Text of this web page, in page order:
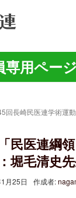
専用ページ
回長崎民医連学術運
民医連綱
堀毛清史
月25日 作成者: